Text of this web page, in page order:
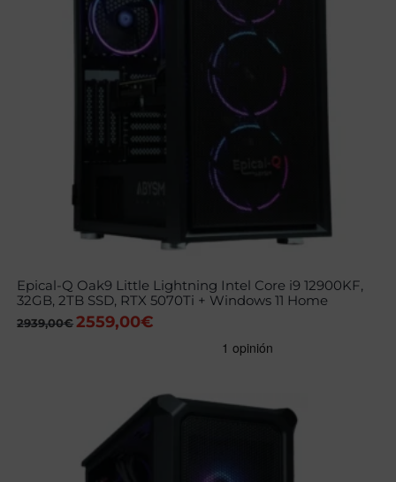
Epical-Q Oak9 Little Lightning Intel Core i9 12900KF,
32GB, 2TB SSD, RTX 5070Ti + Windows 11 Home
2939,00€ El
2559,00€